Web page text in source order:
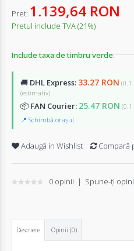
Pret: 1.139,64 RON
Pretul include TVA (21%)
Include taxa de timbru verde.
🚚 DHL Express: 33.27 RON (0.1
(estimativ)
📦 FAN Courier: 25.47 RON (0.1
📍 Schimbă orașul
Adaugă in Wishlist Compară
0 opinii | Spune-ţi
Descriere Opinii (0)